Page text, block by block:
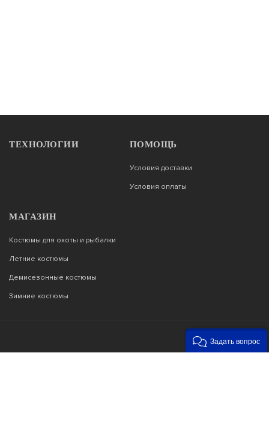
ТЕХНОЛОГИИ ПОМОЩЬ
Условия доставки
Условия оплаты
МАГАЗИН
Костюмы для охоты и рыбалки
Летние костюмы
Демисезонные костюмы
Зимние костюмы
Задать вопрос